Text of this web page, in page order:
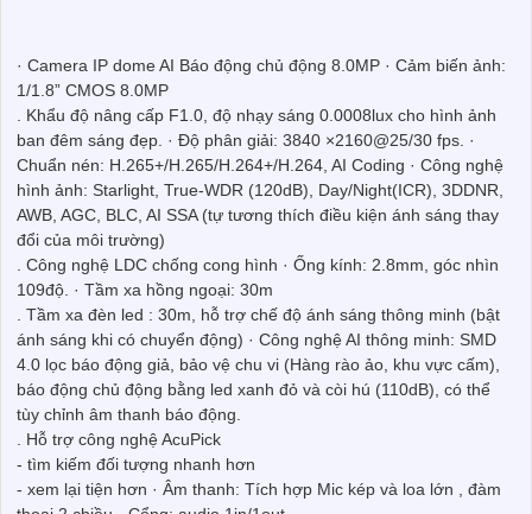
· Camera IP dome AI Báo động chủ động 8.0MP · Cảm biến ảnh:
1/1.8” CMOS 8.0MP
. Khẩu độ nâng cấp F1.0, độ nhạy sáng 0.0008lux cho hình ảnh
ban đêm sáng đẹp. · Độ phân giải: 3840 ×2160@25/30 fps. ·
Chuẩn nén: H.265+/H.265/H.264+/H.264, AI Coding · Công nghệ
hình ảnh: Starlight, True-WDR (120dB), Day/Night(ICR), 3DDNR,
AWB, AGC, BLC, AI SSA (tự tương thích điều kiện ánh sáng thay
đổi của môi trường)
. Công nghệ LDC chống cong hình · Ống kính: 2.8mm, góc nhìn
109độ. · Tầm xa hồng ngoại: 30m
. Tầm xa đèn led : 30m, hỗ trợ chế độ ánh sáng thông minh (bật
ánh sáng khi có chuyển động) · Công nghệ AI thông minh: SMD
4.0 lọc báo động giả, bảo vệ chu vi (Hàng rào ảo, khu vực cấm),
báo động chủ động bằng led xanh đỏ và còi hú (110dB), có thể
tùy chỉnh âm thanh báo động.
. Hỗ trợ công nghệ AcuPick
- tìm kiếm đối tượng nhanh hơn
- xem lại tiện hơn · Âm thanh: Tích hợp Mic kép và loa lớn , đàm